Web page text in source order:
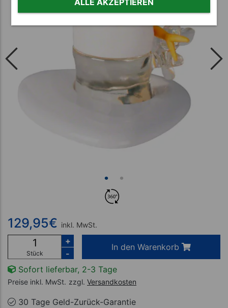
129,95€ inkl. MwSt.
Stück
+
-
In den Warenkorb
Sofort lieferbar, 2-3 Tage
Preise inkl. MwSt. zzgl. Versandkosten
30 Tage Geld-Zurück-Garantie
ALLE AKZEPTIEREN